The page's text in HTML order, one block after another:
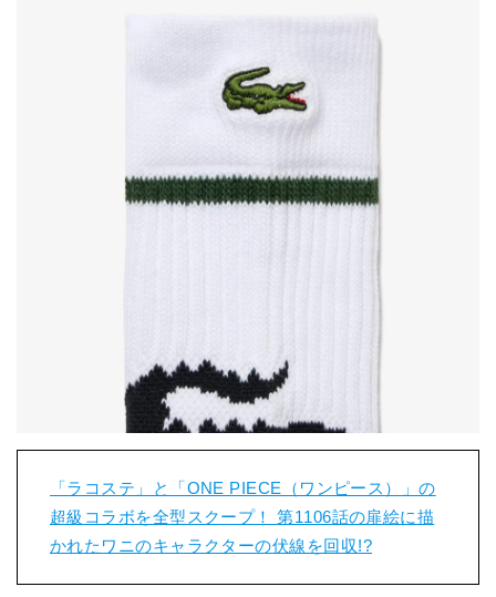
「ラコステ」と「ONE PIECE（ワンピース）」の
超級コラボを全型スクープ！ 第1106話の扉絵に描
かれたワニのキャラクターの伏線を回収!?